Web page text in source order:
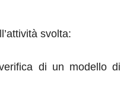
svolta:
di un modello di